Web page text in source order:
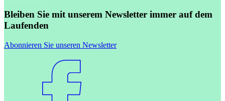
Bleiben Sie mit unserem Newsletter immer auf dem
Laufenden
Abonnieren Sie unseren Newsletter